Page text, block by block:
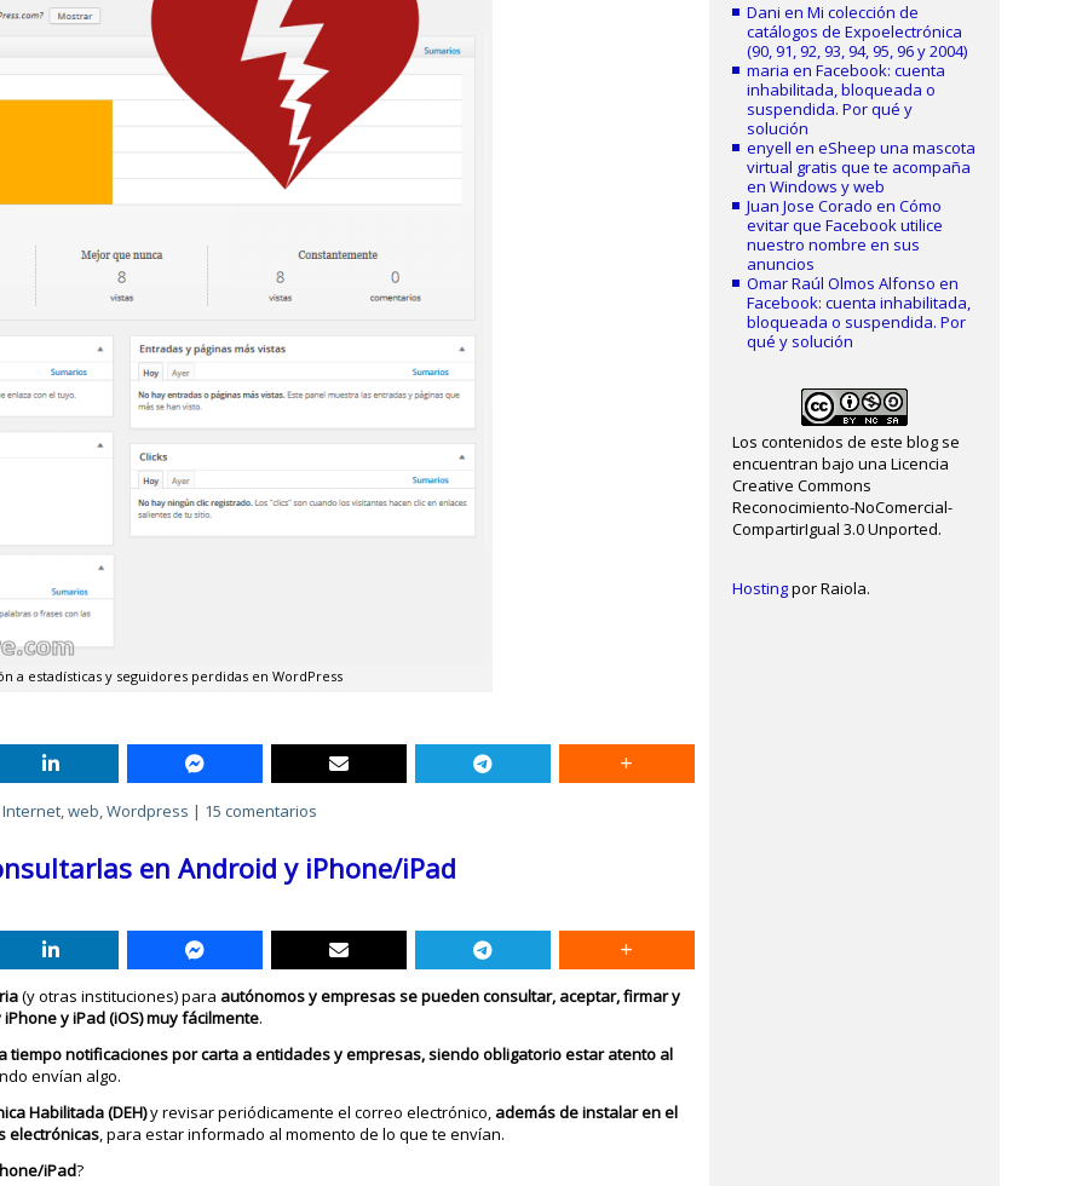
a estadísticas y seguidores perdidas en WordPress
Internet,web,Wordpress | 15 comentarios
en Android y iPhone/iPad
(y otras instituciones) para autónomos y empresas se pueden consultar, aceptar, firmar y
y iPad (iOS) muy fácilmente.
tiempo notificaciones por carta a entidades y empresas, siendo obligatorio estar atento al
envían algo.
Habilitada (DEH)y revisar periódicamente el correo electrónico, además de instalar en el
electrónicas, para estar informado al momento de lo que te envían.
iPad?
Dani enMi colección de
catálogos de Expoelectrónica
(90, 91, 92, 93, 94, 95, 96 y 2004)
maria enFacebook: cuenta
inhabilitada, bloqueada o
suspendida. Por qué y
solución
enyell eneSheep una mascota
virtual gratis que te acompaña
en Windows y web
Juan Jose Corado enCómo
evitar que Facebook utilice
nuestro nombre en sus
anuncios
Omar Raúl Olmos Alfonso en
Facebook: cuenta inhabilitada,
bloqueada o suspendida. Por
qué y solución
Los contenidos de este blog se
encuentran bajo una Licencia
Creative Commons
Reconocimiento-NoComercial-
CompartirIgual 3.0 Unported.
Hostingpor Raiola.